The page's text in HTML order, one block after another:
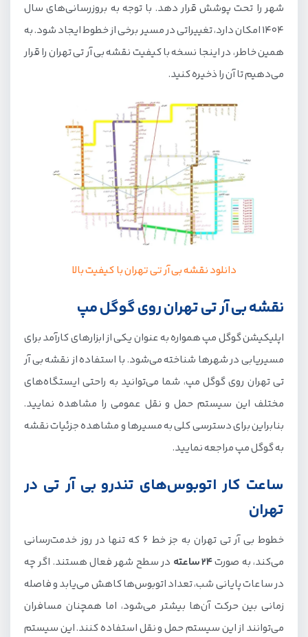
شهر را تحت پوشش قرار دهد. با توجه به بروزرسانی‌های سال
1404 امکان دارد، تغییراتی در مسیر برخی از خطوط ایجاد شود. به
همین خاطر، در اینجا نسخه با کیفیت نقشه بی آر تی تهران را قرار
می‌دهیم تا آن را ذخیره کنید.
دانلود نقشه بی آر تی تهران با کیفیت بالا
نقشه بی آر تی تهران روی گوگل مپ
اپلیکیشن گوگل مپ همواره به عنوان یکی از ابزارهای کارآمد برای
مسیریابی در شهرها شناخته می‌شود. با استفاده از نقشه بی آر
تی تهران روی گوگل مپ، شما می‌توانید به راحتی ایستگاه‌های
مختلف این سیستم حمل و نقل عمومی را مشاهده نمایید.
بنابراین برای دسترسی کلی به مسیرها و مشاهده جزئیات نقشه
به گوگل مپ مراجعه نمایید.
ساعت کار اتوبوس‌های تندرو بی آر تی در
تهران
خطوط بی آر تی تهران به جز خط 6 که تنها در روز خدمت‌رسانی
می‌کند، به صورت24 ساعته
در سطح شهر فعال هستند. اگر چه
در ساعات پایانی شب، تعداد اتوبوس‌ها کاهش می‌یابد و فاصله
زمانی بین حرکت آن‌ها بیشتر می‌شود، اما همچنان مسافران
می‌توانند از این سیستم حمل و نقل استفاده کنند. این سیستم